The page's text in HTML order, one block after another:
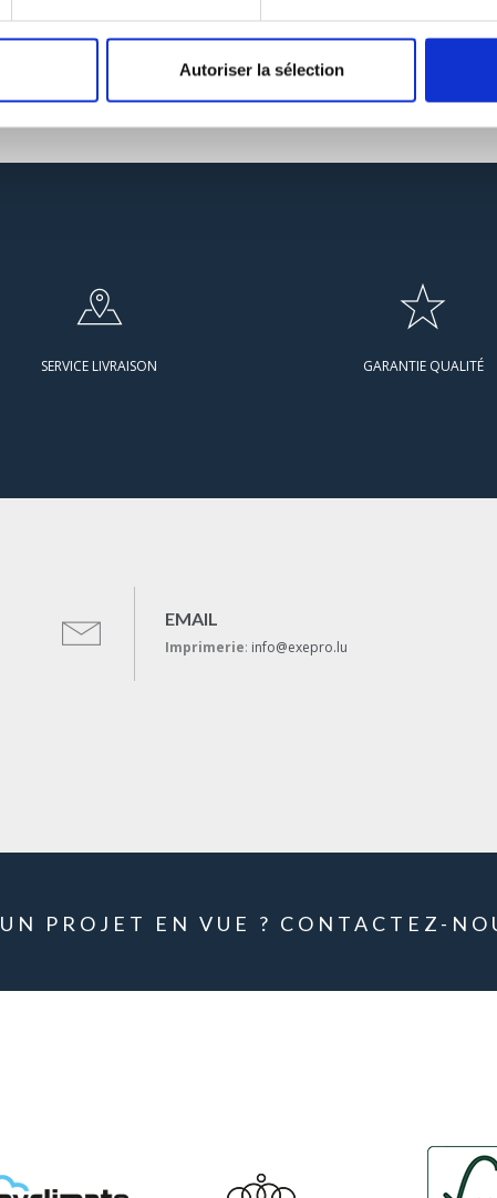
Autoriser la sélection
SERVICE LIVRAISON GARANTIE QUALITÉ
EMAIL
Imprimerie: info@exepro.lu
UN PROJET EN VUE ? CONTACTEZ-